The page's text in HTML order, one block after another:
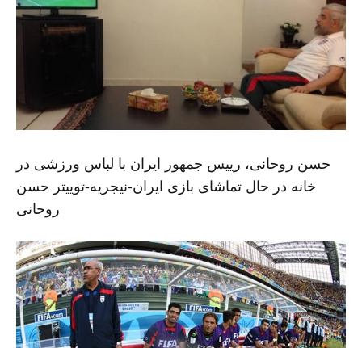
حسن روحانی، رییس جمهور ایران با لباس ورزشی در
خانه در حال تماشای بازی ایران-نیجریه-توییتر حسن
روحانی